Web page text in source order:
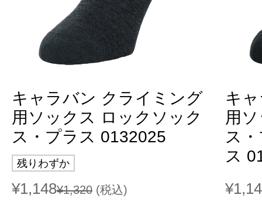
キャラバン クライミング
用ソックス ロックソック
ス・プラス 0132025
残りわずか
¥1,148¥1,320 (税込)
キ
用
ス
ス